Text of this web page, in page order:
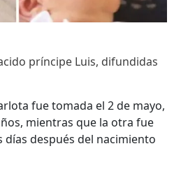
príncipe Luis, difundidas
fue tomada el 2 de mayo,
mientras que la otra fue
después del nacimiento